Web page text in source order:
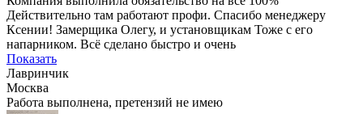
Действительно там работают профи. Спасибо менеджеру
Ксении! Замерщика Олегу, и установщикам Тоже с его
напарником. Всё сделано быстро и очень
Показать
Лавринчик
Москва
Работа выполнена, претензий не имею